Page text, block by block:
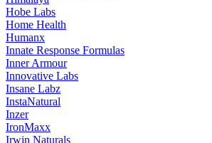
Hobe Labs
Home Health
Humanx
Innate Response Formulas
Inner Armour
Innovative Labs
Insane Labz
InstaNatural
Inzer
IronMaxx
Irwin Naturals